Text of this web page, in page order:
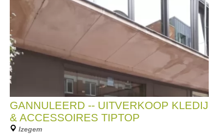
GANNULEERD -- UITVERKOOP KLEDIJ
& ACCESSOIRES TIPTOP
Izegem